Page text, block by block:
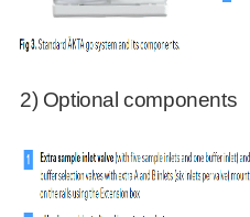
2) Optional components